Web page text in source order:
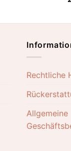
Rechtliche
Allgemeine